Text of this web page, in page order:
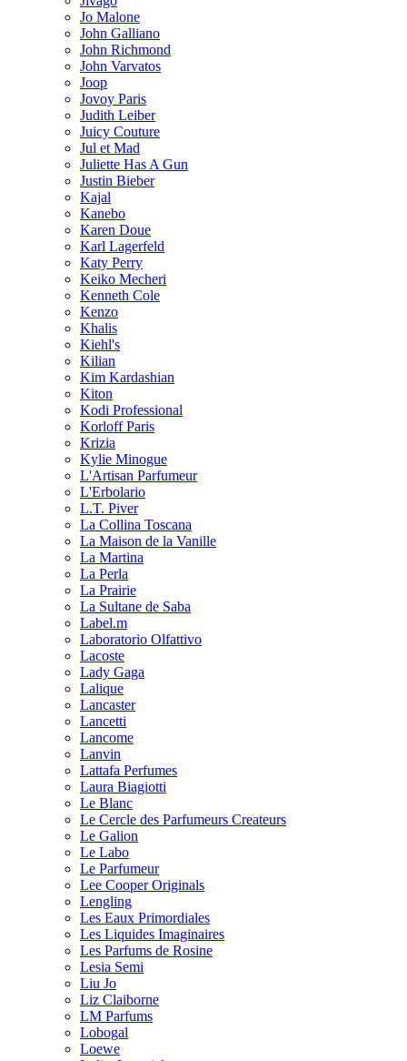
Jo Malone
John Galliano
John Richmond
John Varvatos
Joop
Jovoy Paris
Judith Leiber
Juicy Couture
Jul et Mad
Juliette Has A Gun
Justin Bieber
Kajal
Kanebo
Karen Doue
Karl Lagerfeld
Katy Perry
Keiko Mecheri
Kenneth Cole
Kenzo
Khalis
Kiehl's
Kilian
Kim Kardashian
Kiton
Kodi Professional
Korloff Paris
Krizia
Kylie Minogue
L'Artisan Parfumeur
L'Erbolario
L.T. Piver
La Collina Toscana
La Maison de la Vanille
La Martina
La Perla
La Prairie
La Sultane de Saba
Label.m
Laboratorio Olfattivo
Lacoste
Lady Gaga
Lalique
Lancaster
Lancetti
Lancome
Lanvin
Lattafa Perfumes
Laura Biagiotti
Le Blanc
Le Cercle des Parfumeurs Createurs
Le Galion
Le Labo
Le Parfumeur
Lee Cooper Originals
Lengling
Les Eaux Primordiales
Les Liquides Imaginaires
Les Parfums de Rosine
Lesia Semi
Liu Jo
Liz Claiborne
LM Parfums
Lobogal
Loewe